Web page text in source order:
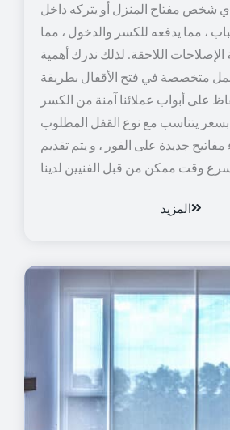
شخص مفتاح المنزل أو يتركه داخل
، مما يدفعه للكسر والدخول ، مما
الإصلاحات اللاحقة. لذلك ندرك أهمية
متخصصة في فتح الأقفال بطريقة
على أبواب عملائنا آمنة من الكسر
يتناسب مع نوع القفل المطلوب
مفاتيح جديدة على الفور ، و يتم تقديم
المزيد